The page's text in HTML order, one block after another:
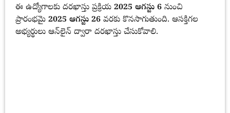
ఈ ఉద్యోగాలకు దరఖాస్తు ప్రక్రియ 2025 ఆగస్టు 6 నుంచి
ప్రారంభమై 2025 ఆగస్టు 26 వరకు కొనసాగుతుంది. ఆసక్తిగల
అభ్యర్థులు ఆన్‌లైన్ ద్వారా దరఖాస్తు చేసుకోవాలి.